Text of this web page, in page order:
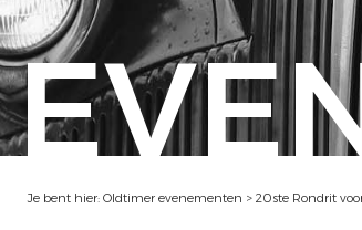
Je bent hier: Oldtimer evenementen > 20ste Rondrit